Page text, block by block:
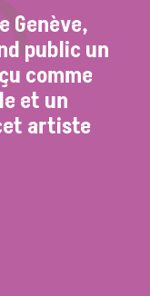
Genève,
public un
comme
et un
artiste